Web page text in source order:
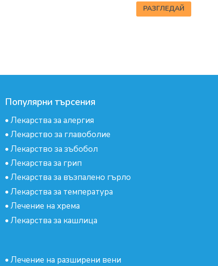
РАЗГЛЕДАЙ
Популярни търсения
• Лекарства за алергия
• Лекарство за главоболие
• Лекарство за зъбобол
• Лекарства за грип
• Лекарства за възпалено гърло
• Лекарства за температура
• Лечение на хрема
• Лекарства за кашлица
• Лечение на разширени вени